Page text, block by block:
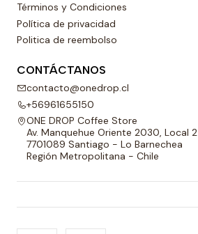
Términos y Condiciones
Política de privacidad
Politica de reembolso
CONTÁCTANOS
contacto@onedrop.cl
+56961655150
ONE DROP Coffee Store
Av. Manquehue Oriente 2030, Local 2
7701089 Santiago - Lo Barnechea
Región Metropolitana - Chile